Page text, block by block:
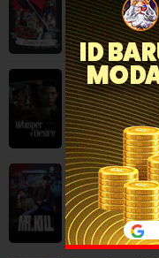
Whisper of
Mystery,Serial TV,
Mr.Kill (2026)
Drama,Mystery,